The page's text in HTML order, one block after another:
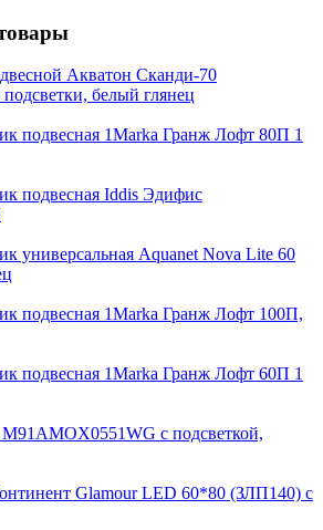
Акватон Сканди-70
белый глянец
подвесная 1Marka Гранж Лофт 80П 1
подвесная Iddis Эдифис
универсальная Aquanet Nova Lite 60
подвесная 1Marka Гранж Лофт 100П,
подвесная 1Marka Гранж Лофт 60П 1
с подсветкой,
Glamour LED 60*80 (ЗЛП140) с